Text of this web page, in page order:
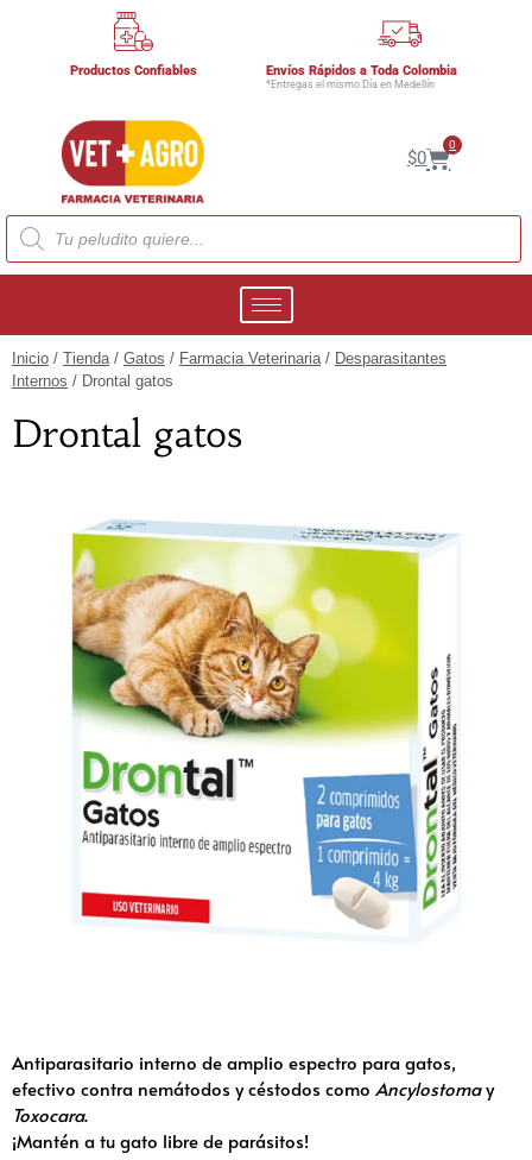
Productos Confiables Envíos Rápidos a Toda Colombia
*Entregas el mismo Día en Medellín
$0
0
Inicio / Tienda/ Gatos / Farmacia Veterinaria/ Desparasitantes
Internos / Drontal gatos
Drontal gatos
Antiparasitario interno de amplio espectro para gatos,
efectivo contra nemátodos y céstodos como Ancylostomay
Toxocara.
¡Mantén a tu gato libre de parásitos!